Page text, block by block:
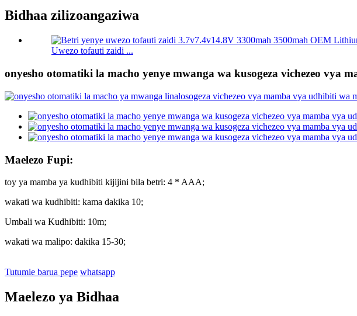
Bidhaa zilizoangaziwa
Uwezo tofauti zaidi ...
onyesho otomatiki la macho yenye mwanga wa kusogeza vichezeo vya
Maelezo Fupi:
toy ya mamba ya kudhibiti kijijini bila betri: 4 * AAA;
wakati wa kudhibiti: kama dakika 10;
Umbali wa Kudhibiti: 10m;
wakati wa malipo: dakika 15-30;
Tutumie barua pepe whatsapp
Maelezo ya Bidhaa